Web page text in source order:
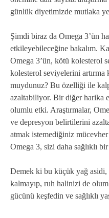
günlük diyetimizde mutlaka
Şimdi biraz da Omega 3’ün
etkileyebileceğine bakalım.
Omega 3’ün, kötü kolesterol
kolesterol seviyelerini
muydunuz? Bu özelliği ile
azaltabiliyor. Bir diğer harika
olumlu etki. Araştırmalar,
ve depresyon belirtilerini
atmak istemediğiniz
Omega 3, sizi daha sağlıklı
Demek ki bu küçük yağ
kalmayıp, ruh halinizi de
gücünü keşfedin ve sağlıklı